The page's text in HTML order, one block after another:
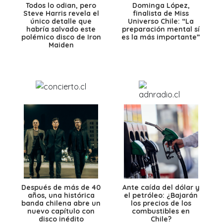
Todos lo odian, pero
Steve Harris revela el
único detalle que
habría salvado este
polémico disco de Iron
Maiden
Dominga López,
finalista de Miss
Universo Chile: “La
preparación mental sí
es la más importante”
Después de más de 40
años, una histórica
banda chilena abre un
nuevo capítulo con
disco inédito
Ante caída del dólar y
el petróleo: ¿Bajarán
los precios de los
combustibles en
Chile?